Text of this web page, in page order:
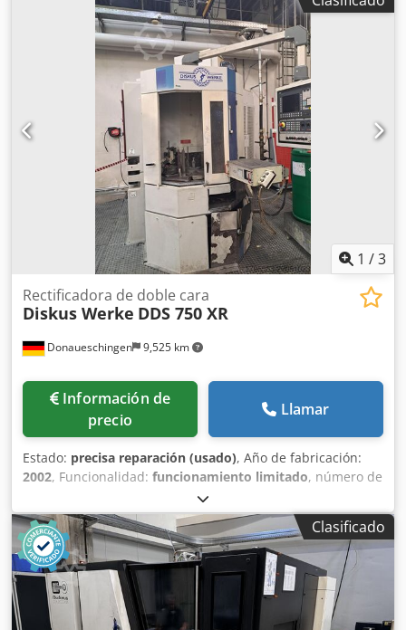
Accionamiento del husillo: Husillo de rectificado 1: 37 kW
Accionamiento del husillo: Husillo de rectificado 2: 37 kW
Rectificadora para el pre-rectificado de bielas Con 2
motores de husillo de repuesto * Dsdpfx Ajwi Nh Nef Tekr
1 /3
Donaueschingen 9,525 km
Rectificadora de doble cara
Diskus Werke DDS 750 XR
Información de
precio
Llamar
Estado: precisa reparación (usado), Año de fabricación:
2002, Funcionalidad: funcionamiento limitado, número de
, En venta se encuentra una
rectificadora plana de discos usada DDS 750 XR, año de
fabricación 2002. El ordenador de medición automática
Diskus IONIOC está defectuoso, por lo demás la máquina
está operativa. Es posible una inspección bajo tensión en
la ubicación en Remscheid. Dsdpjza Thtsfx Af Tokr
Clasificado